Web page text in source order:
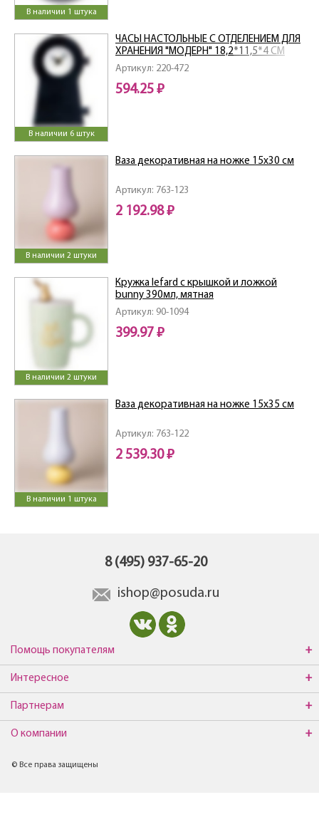
В наличии 1 штука
В наличии 6 штук
Артикул: 220-472
ЧАСЫ НАСТОЛЬНЫЕ С ОТДЕЛЕНИЕМ ДЛЯ
ХРАНЕНИЯ "МОДЕРН" 18,2*11,5*4 СМ
594.25 ₽
В наличии 2 штуки
Артикул: 763-123
Ваза декоративная на ножке 15х30 см
2 192.98 ₽
В наличии 2 штуки
Артикул: 90-1094
Кружка lefard с крышкой и ложкой
bunny 390мл, мятная
399.97 ₽
В наличии 1 штука
Артикул: 763-122
Ваза декоративная на ножке 15х35 см
2 539.30 ₽
8 (495) 937-65-20
ishop@posuda.ru
Помощь покупателям
Интересное
Партнерам
О компании
© Все права защищены